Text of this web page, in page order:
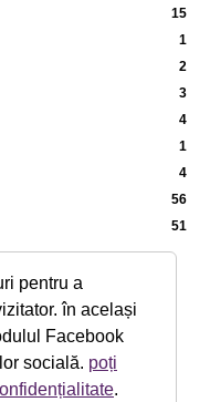
15
1
2
3
4
1
4
56
51
pentru a
în același
Facebook
socială. poți
.